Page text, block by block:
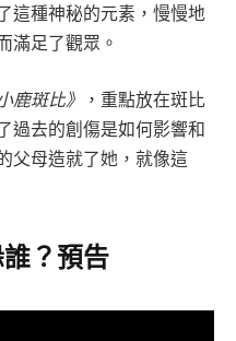
這種神秘的元素，慢慢地
滿足了觀眾。
鹿斑比》
，重點放在斑比
過去的創傷是如何影響和
父母造就了她，就像這
？預告